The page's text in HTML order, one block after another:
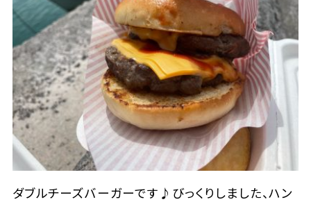
ダブルチーズバーガーです♪びっくりしました、ハン